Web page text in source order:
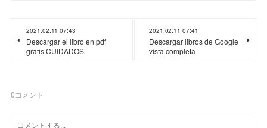
2021.02.11 07:43
Descargar el libro en pdf
gratis CUIDADOS
2021.02.11 07:41
Descargar libros de Google
vista completa
0コメント